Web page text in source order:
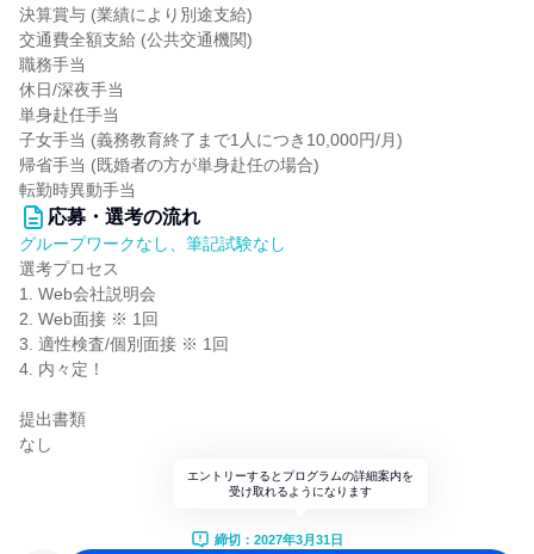
決算賞与 (業績により別途支給)
交通費全額支給 (公共交通機関)
職務手当
休日/深夜手当
単身赴任手当
子女手当 (義務教育終了まで1人につき10,000円/月)
帰省手当 (既婚者の方が単身赴任の場合)
転勤時異動手当
応募・選考の流れ
グループワークなし、筆記試験なし
選考プロセス
1. Web会社説明会
2. Web面接 ※ 1回
3. 適性検査/個別面接 ※ 1回
4. 内々定！
提出書類
なし
エントリーするとプログラムの詳細案内を
受け取れるようになります
締切：2027年3月31日